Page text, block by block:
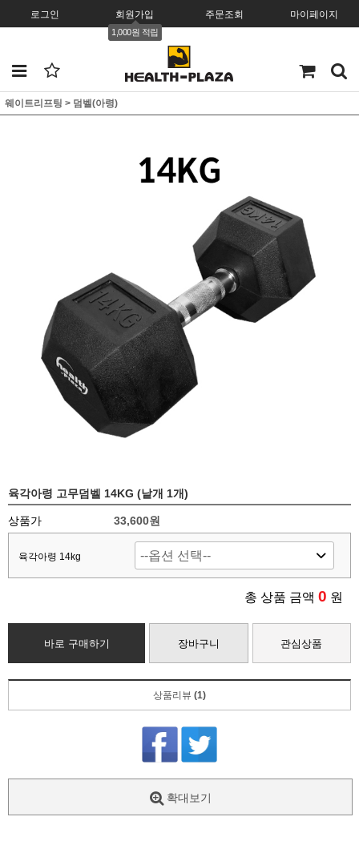
로그인 회원가입
1,000원 적립
주문조회 마이페이지
웨이트리프팅 > 덤벨(아령)
육각아령 고무덤벨 14KG (낱개 1개)
상품가 33,600원
육각아령 14kg
총 상품 금액 0 원
바로 구매하기 장바구니 관심상품
상품리뷰 (1)
확대보기